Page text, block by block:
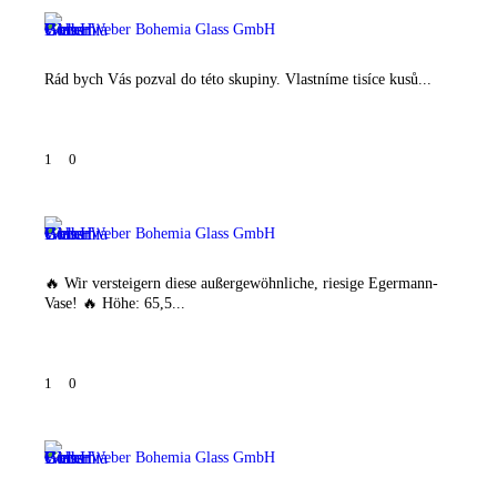
Weber Bohemia Glass GmbH
Rád bych Vás pozval do této skupiny. Vlastníme tisíce kusů...
1 0
Weber Bohemia Glass GmbH
🔥 Wir versteigern diese außergewöhnliche, riesige Egermann-
Vase! 🔥 Höhe: 65,5...
1 0
Weber Bohemia Glass GmbH